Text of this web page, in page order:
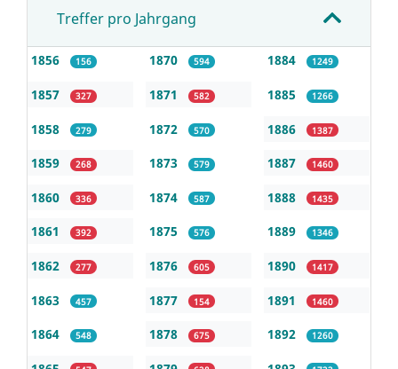
Treffer pro Jahrgang
1856 156
1857 327
1858 279
1859 268
1860 336
1861 392
1862 277
1863 457
1864 548
1870 594
1871 582
1872 570
1873 579
1874 587
1875 576
1876 605
1877 154
1878 675
1884 1249
1885 1266
1886 1387
1887 1460
1888 1435
1889 1346
1890 1417
1891 1460
1892 1260